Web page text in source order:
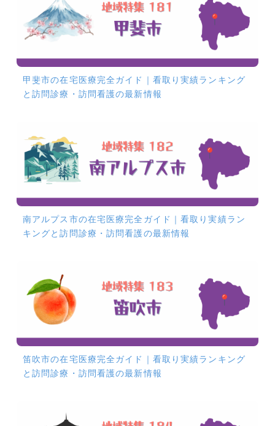
甲斐市の在宅医療完全ガイド｜看取り実績ランキング
と訪問診療・訪問看護の最新情報
南アルプス市の在宅医療完全ガイド｜看取り実績ラン
キングと訪問診療・訪問看護の最新情報
笛吹市の在宅医療完全ガイド｜看取り実績ランキング
と訪問診療・訪問看護の最新情報